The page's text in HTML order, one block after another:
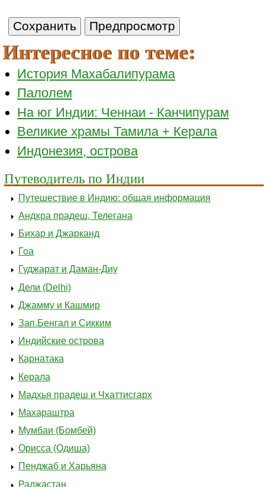
Интересное по теме:
История Махабалипурама
Палолем
На юг Индии: Ченнаи - Канчипурам
Великие храмы Тамила + Керала
Индонезия, острова
Путеводитель по Индии
Путешествие в Индию: общая информация
Андхра прадеш, Телегана
Бихар и Джарканд
Гоа
Гуджарат и Даман-Диу
Дели (Delhi)
Джамму и Кашмир
Зап.Бенгал и Сикким
Индийские острова
Карнатака
Керала
Мадхья прадеш и Чхаттисгарх
Махараштра
Мумбаи (Бомбей)
Орисса (Одиша)
Пенджаб и Харьяна
Раджастан